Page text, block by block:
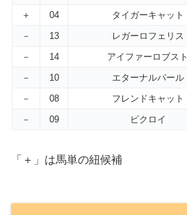
＋
04 タイガーキャット
－
13 レガーロフェリス
－
14 アイファーロブスト
－
10 エターナルパール
－
08 フレンドキャット
－
09 ビクロイ
「＋」は馬単の紐候補